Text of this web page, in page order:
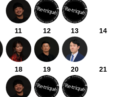
11 12 13 14
18 19 20 21